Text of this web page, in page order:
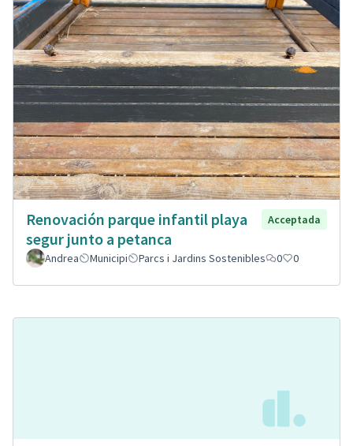
Renovación parque infantil playa
segur junto a petanca
Acceptada
Andrea Municipi Parcs i Jardins Sostenibles 0 0